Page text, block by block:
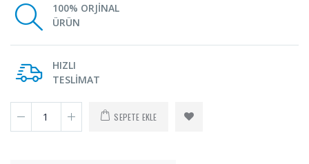
100% ORJİNAL
ÜRÜN
HIZLI
TESLİMAT
SEPETE EKLE